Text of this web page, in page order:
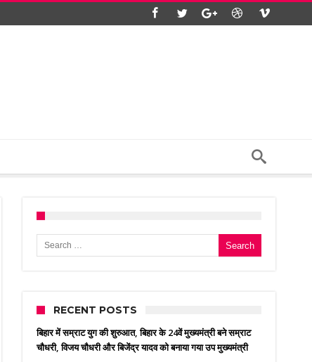
Search for:
RECENT POSTS
बिहार में सम्राट युग की शुरुआत, बिहार के 24वें मुख्यमंत्री बने सम्राट
चौधरी, विजय चौधरी और बिजेंद्र यादव को बनाया गया उप मुख्यमंत्री